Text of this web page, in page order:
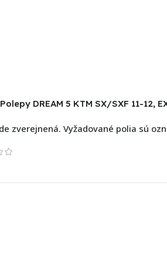
DREAM 5 KTM SX/SXF 11-12,
zverejnená. Vyžadované polia sú